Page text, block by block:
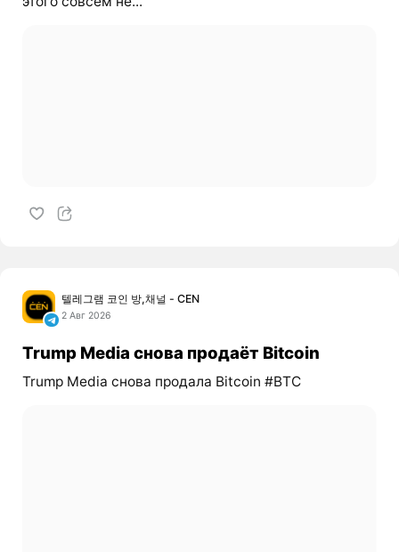
텔레그램 코인 방,채널 - CEN
2 Авг 2026
Trump Media снова продаёт Bitcoin
Trump Media снова продала Bitcoin #BTC